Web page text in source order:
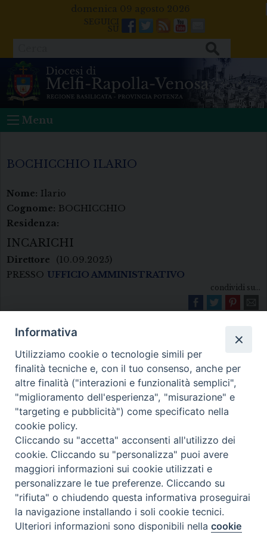
domenica 09 agosto 2026
Facebook
Twitter
FeedsYoutube
Mail
Menu
BOCHICCHIO ILARIO
Nome: Ilario
Cognome: BOCHICCHIO
Residenza:
INCARICHI
Direttore
(10.09.2025)
PRESSO UFFICIO AMMINISTRATIVO
condividi su...
Diocesi di Melfi Rapolla Venosa
• Largo Duomo, 12 - 85025 MELFI (PZ) •
Tel. 0972238604
PEC ufficiale della Diocesi:
diocesi.melfi_rapolla_venosa@legalmail.it
Preferenze Cookie
Informativa
Utilizziamo cookie o tecnologie simili per
finalità tecniche e, con il tuo consenso, anche per
altre finalità ("interazioni e funzionalità semplici",
"miglioramento dell'esperienza", "misurazione" e
"targeting e pubblicità") come specificato nella
cookie policy.
Cliccando su "accetta" acconsenti all'utilizzo dei
cookie. Cliccando su "personalizza" puoi avere
maggiori informazioni sui cookie utilizzati e
personalizzare le tue preferenze. Cliccando su
"rifiuta" o chiudendo questa informativa proseguirai
la navigazione installando i soli cookie tecnici.
Ulteriori informazioni sono disponibili nellacookie